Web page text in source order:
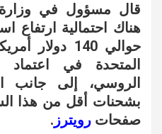
قال مسؤول في وزارة
هناك احتمالية ارتفاع
حوالي 140
المتحدة في
الروسي، إلى جانب
بشحنات أقل من هذا
صفحات رويترز .